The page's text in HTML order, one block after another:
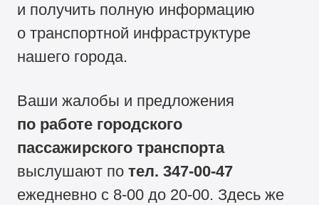
и получить полную информацию
о транспортной инфраструктуре
нашего города.
Ваши жалобы и предложения
по работе городского
пассажирского транспорта
выслушают потел.347-00-47
ежедневно с 8-00 до 20-00. Здесь же